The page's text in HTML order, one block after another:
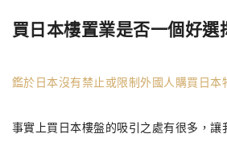
買日本樓置業是否一個好選
鑑於日本沒有禁止或限制外國人購買日本
事實上買日本樓盤的吸引之處有很多，讓